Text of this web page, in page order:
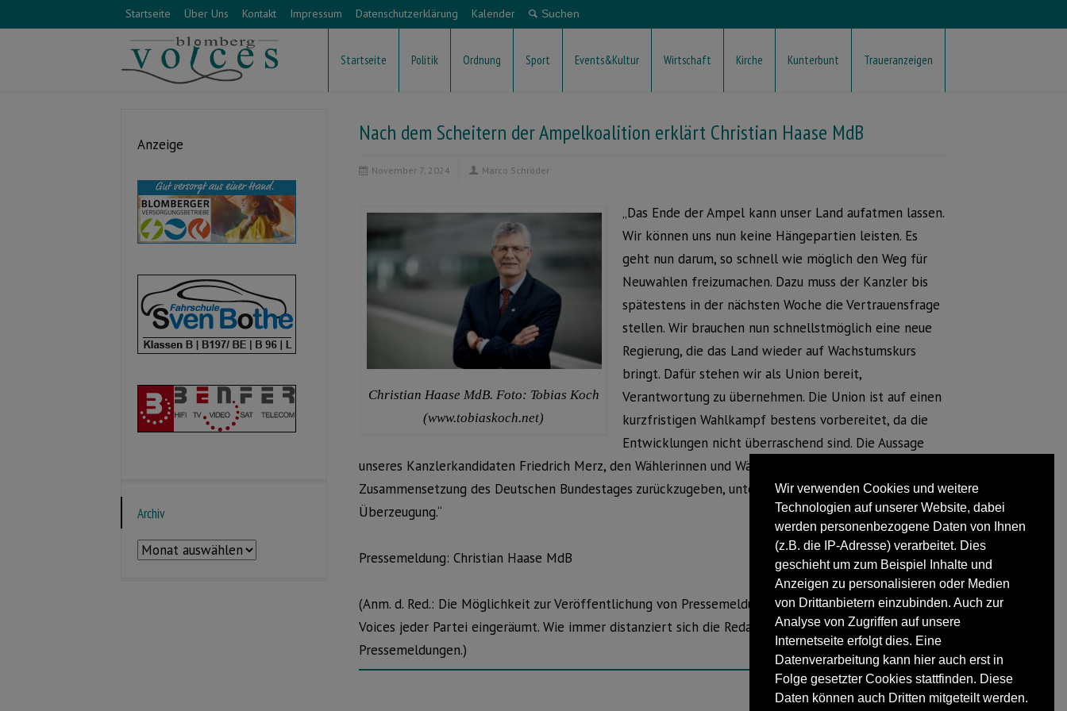
Wir verwenden Cookies und weitere
Technologien auf unserer Website, dabei
werden personenbezogene Daten von Ihnen
(z.B. die IP-Adresse) verarbeitet. Dies
geschieht um zum Beispiel Inhalte und
Anzeigen zu personalisieren oder Medien
von Drittanbietern einzubinden. Auch zur
Analyse von Zugriffen auf unsere
Internetseite erfolgt dies. Eine
Datenverarbeitung kann hier auch erst in
Folge gesetzter Cookies stattfinden. Diese
Daten können auch Dritten mitgeteilt werden.
Startseite Über Uns Kontakt Impressum Datenschutzerklärung Kalender
Startseite Politik Ordnung Sport Events&Kultur Wirtschaft Kirche Kunterbunt Traueranzeigen
Nach dem Scheitern der Ampelkoalition erklärt Christian Haase MdB
November 7, 2024 Marco Schröder
Christian Haase MdB. Foto: Tobias Koch
(www.tobiaskoch.net)
„Das Ende der Ampel kann unser Land aufatmen lassen.
Wir können uns nun keine Hängepartien leisten. Es
geht nun darum, so schnell wie möglich den Weg für
Neuwahlen freizumachen. Dazu muss der Kanzler bis
spätestens in der nächsten Woche die Vertrauensfrage
stellen. Wir brauchen nun schnellstmöglich eine neue
Regierung, die das Land wieder auf Wachstumskurs
bringt. Dafür stehen wir als Union bereit,
Verantwortung zu übernehmen. Die Union ist auf einen
kurzfristigen Wahlkampf bestens vorbereitet, da die
Entwicklungen nicht überraschend sind. Die Aussage
unseres Kanzlerkandidaten Friedrich Merz, den Wählerinnen und Wählern die Verantwortung für die
Zusammensetzung des Deutschen Bundestages zurückzugeben, unterstütze ich aus voller
Überzeugung.“
Pressemeldung: Christian Haase MdB
(Anm. d. Red.: Die Möglichkeit zur Veröffentlichung von Pressemeldungen wird seitens Blomberg
Voices jeder Partei eingeräumt. Wie immer distanziert sich die Redaktion von jeglichen Inhalten der
Pressemeldungen.)
Anzeige
Archiv
Archiv